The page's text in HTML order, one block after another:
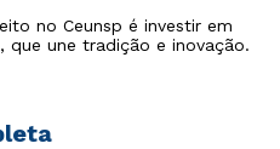
em questões legais
do meio ambiente,
e desenvolvimento
no Ceunsp é investir em
que une tradição e inovação.